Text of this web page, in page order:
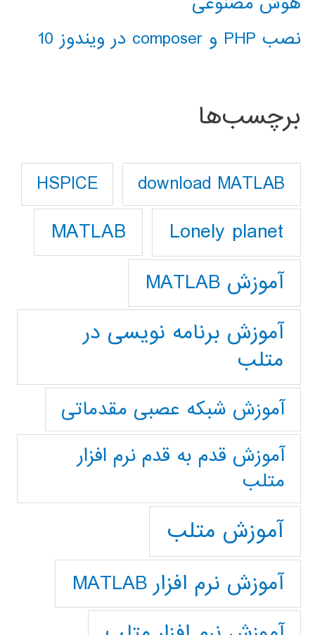
نصب PHP و composer در ویندوز 10
برچسب‌ها
download MATLAB
HSPICE
Lonely planet
MATLAB
آموزش MATLAB
آموزش برنامه نویسی در
متلب
آموزش شبکه عصبی مقدماتی
آموزش قدم به قدم نرم افزار
متلب
آموزش متلب
آموزش نرم افزار MATLAB